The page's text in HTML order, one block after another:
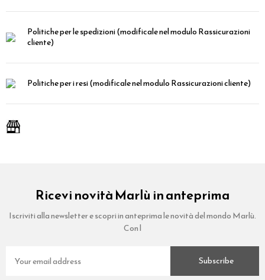
Politiche per le spedizioni(modificale nel modulo Rassicurazioni
cliente)
Politiche per i resi(modificale nel modulo Rassicurazioni cliente)
Ricevi novità Marlù in anteprima
Iscriviti alla newsletter e scopri in anteprima le novità del mondo Marlù.
Con l
Subscribe